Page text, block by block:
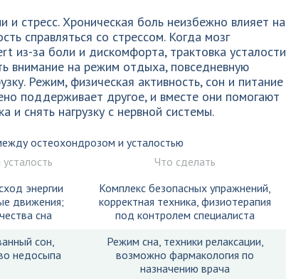
стресс. Хроническая боль неизбежно влияет на
справляться со стрессом. Когда мозг
из-за боли и дискомфорта, трактовка усталости
внимание на режим отдыха, повседневную
Режим, физическая активность, сон и питание
поддерживает другое, и вместе они помогают
и снять нагрузку с нервной системы.
остеохондрозом и усталостью
Что сделать
энергии
движения;
сна
Комплекс безопасных упражнений,
корректная техника, физиотерапия
под контролем специалиста
сон,
недосыпа
Режим сна, техники релаксации,
возможно фармакология по
назначению врача